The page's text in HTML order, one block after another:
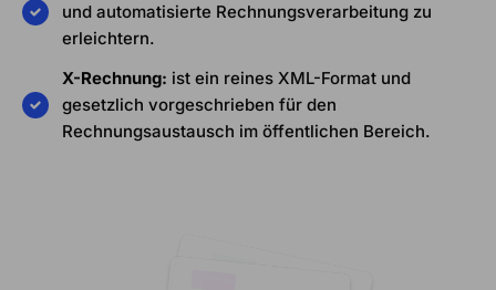
und automatisierte Rechnungsverarbeitung zu
erleichtern.
X-Rechnung: ist ein reines XML-Format und
gesetzlich vorgeschrieben für den
Rechnungsaustausch im öffentlichen Bereich.